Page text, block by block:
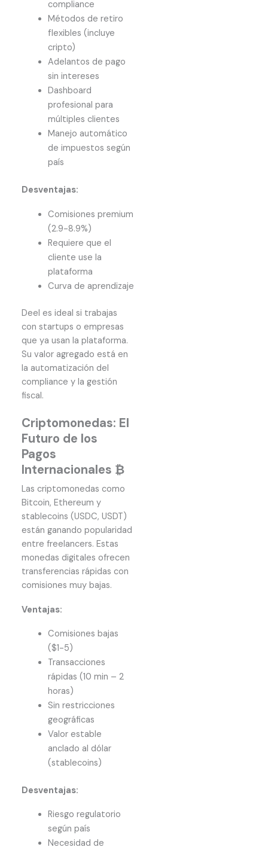
compliance
Métodos de retiro
flexibles (incluye
cripto)
Adelantos de pago
sin intereses
Dashboard
profesional para
múltiples clientes
Manejo automático
de impuestos según
país
Desventajas:
Comisiones premium
(2.9-8.9%)
Requiere que el
cliente use la
plataforma
Curva de aprendizaje
Deel es ideal si trabajas
con startups o empresas
que ya usan la plataforma.
Su valor agregado está en
la automatización del
compliance y la gestión
fiscal.
Criptomonedas: El
Futuro de los
Pagos
Internacionales ₿
Las criptomonedas como
Bitcoin, Ethereum y
stablecoins (USDC, USDT)
están ganando popularidad
entre freelancers. Estas
monedas digitales ofrecen
transferencias rápidas con
comisiones muy bajas.
Ventajas:
Comisiones bajas
($1-5)
Transacciones
rápidas (10 min – 2
horas)
Sin restricciones
geográficas
Valor estable
anclado al dólar
(stablecoins)
Desventajas:
Riesgo regulatorio
según país
Necesidad de